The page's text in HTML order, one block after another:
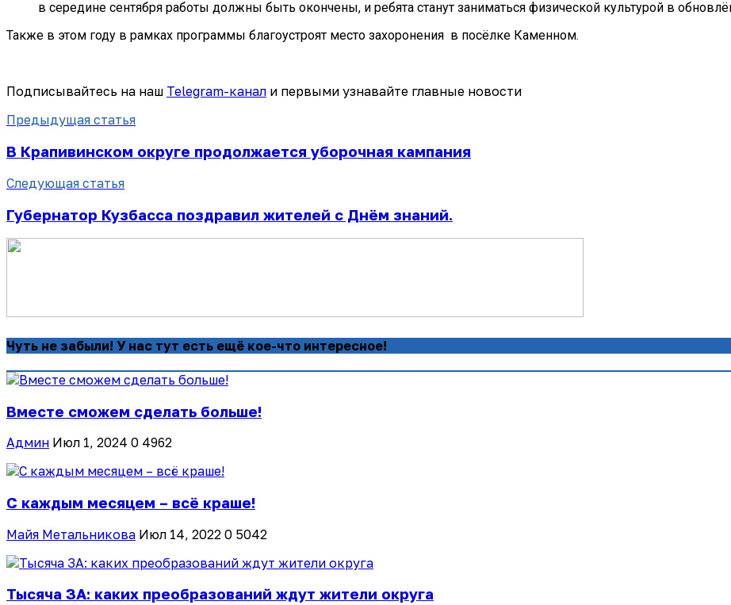
в середине сентября работы должны быть окончены, и ребята станут заниматься физической культурой в
Также в этом году в рамках программы благоустроят место захоронения в посёлке Каменном.
Подписывайтесь на наш Telegram-канал и первыми узнавайте главные новости
Предыдущая статья
В Крапивинском округе продолжается уборочная кампания
Следующая статья
Губернатор Кузбасса поздравил жителей с Днём знаний.
Чуть не забыли! У нас тут есть ещё кое-что интересное!
Вместе сможем сделать больше!
Админ Июл 1, 2024 0 4962
С каждым месяцем – всё краше!
Майя Метальникова Июл 14, 2022 0 5042
Тысяча ЗА: каких преобразований ждут жители округа